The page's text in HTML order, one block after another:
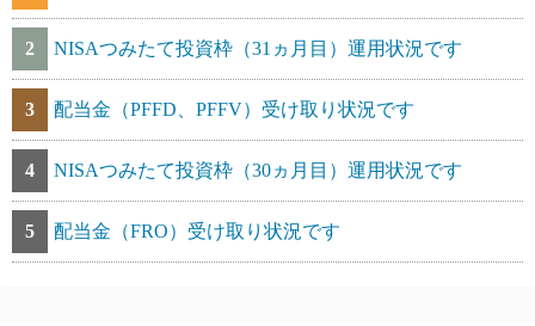
2 NISAつみたて投資枠（31ヵ月目）運用状況です
3 配当金（PFFD、PFFV）受け取り状況です
4 NISAつみたて投資枠（30ヵ月目）運用状況です
5 配当金（FRO）受け取り状況です